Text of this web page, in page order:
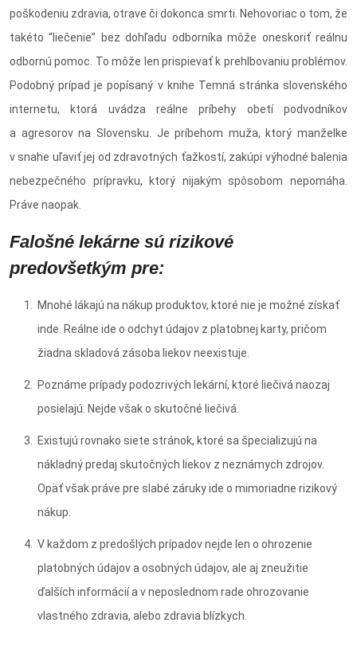
poškodeniu zdravia, otrave či dokonca smrti. Nehovoriac o tom, že
takéto “liečenie” bez dohľadu odborníka môže oneskoriť reálnu
odbornú pomoc. To môže len prispievať k prehlbovaniu problémov.
Podobný prípad je popísaný v knihe Temná stránka slovenského
internetu, ktorá uvádza reálne príbehy obetí podvodníkov
a agresorov na Slovensku. Je príbehom muža, ktorý manželke
v snahe uľaviť jej od zdravotných ťažkostí, zakúpi výhodné balenia
nebezpečného prípravku, ktorý nijakým spôsobom nepomáha.
Práve naopak.
Falošné lekárne sú rizikové
predovšetkým pre:
Mnohé lákajú na nákup produktov, ktoré nie je možné získať
inde. Reálne ide o odchyt údajov z platobnej karty, pričom
žiadna skladová zásoba liekov neexistuje.
Poznáme prípady podozrivých lekární, ktoré liečivá naozaj
posielajú. Nejde však o skutočné liečivá.
Existujú rovnako siete stránok, ktoré sa špecializujú na
nákladný predaj skutočných liekov z neznámych zdrojov.
Opäť však práve pre slabé záruky ide o mimoriadne rizikový
nákup.
V každom z predošlých prípadov nejde len o ohrozenie
platobných údajov a osobných údajov, ale aj zneužitie
ďalších informácií a v neposlednom rade ohrozovanie
vlastného zdravia, alebo zdravia blízkych.